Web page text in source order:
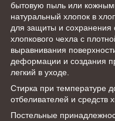
бытовую пыль или
натуральный хлопок в
для защиты и сохранения
хлопкового чехла с
выравнивания
деформации и создания
легкий в уходе.
Стирка при температуре
отбеливателей и средств
Постельные